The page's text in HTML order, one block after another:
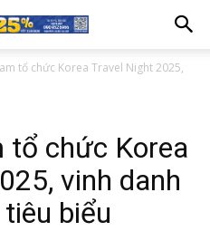
tổ chức Korea Travel Night 2025,
tổ chức Korea
vinh danh
biểu